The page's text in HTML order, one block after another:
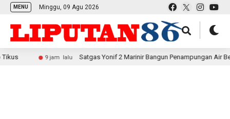
MENU Minggu, 09 Agu 2026
9 jam lalu Satgas Yonif 2 Marinir Bangun Penampungan Air Bersama